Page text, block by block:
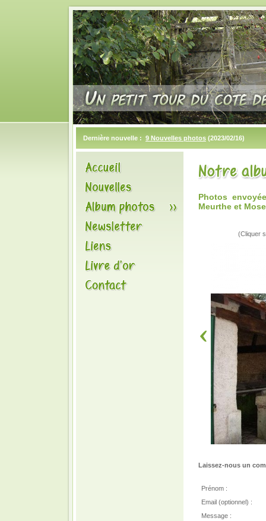
Dernière nouvelle : 9 Nouvelles photos (2023/02/16)
Photos
Meurthe et
(Cliquer
Laissez-nous un
Prénom :
Email (optionnel) :
Message :